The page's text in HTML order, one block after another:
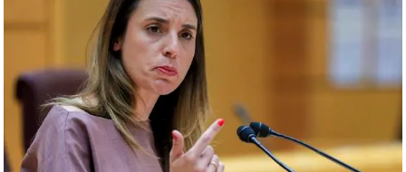
antigua presidenta de Infancia Libre |
Jorge Martínez |Ángela Clemente
Actualizado:
09 de junio de 2023, 13:47
Publicado:09 de junio de 2023, 12:57